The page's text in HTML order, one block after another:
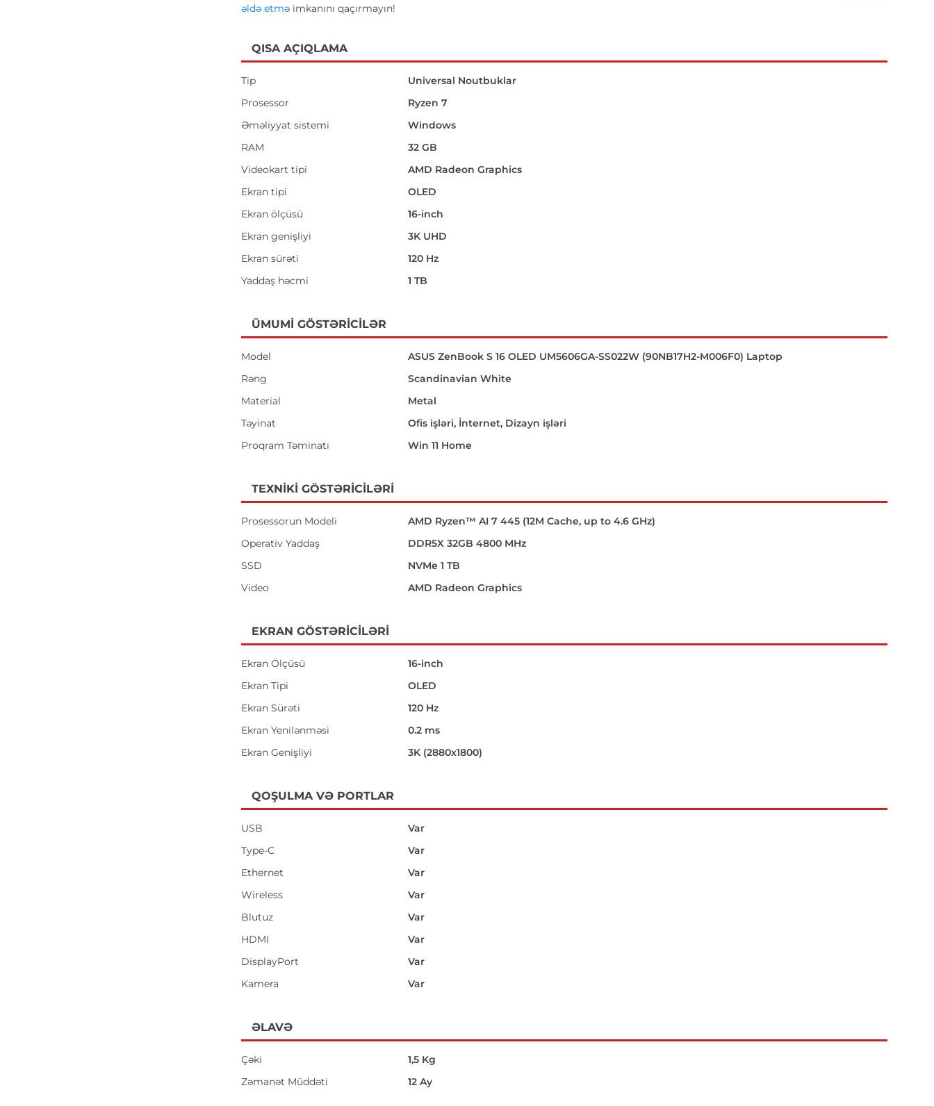
əldə etmə imkanını qaçırmayın!
QISA AÇIQLAMA
Tip
Universal Noutbuklar
Prosessor
Ryzen 7
Əməliyyat sistemi
Windows
RAM
32 GB
Videokart tipi
AMD Radeon Graphics
Ekran tipi
OLED
Ekran ölçüsü
16-inch
Ekran genişliyi
3K UHD
Ekran sürəti
120 Hz
Yaddaş həcmi
1 TB
ÜMUMI GÖSTƏRICILƏR
Model
ASUS ZenBook S 16 OLED UM5606GA-SS022W (90NB17H2-M006F0) Laptop
Rəng
Scandinavian White
Material
Metal
Təyinat
Ofis işləri, İnternet, Dizayn işləri
Proqram Təminatı
Win 11 Home
TEXNIKI GÖSTƏRICILƏRI
Prosessorun Modeli
AMD Ryzen™ AI 7 445 (12M Cache, up to 4.6 GHz)
Operativ Yaddaş
DDR5X 32GB 4800 MHz
SSD
NVMe 1 TB
Video
AMD Radeon Graphics
EKRAN GÖSTƏRICILƏRI
Ekran Ölçüsü
16-inch
Ekran Tipi
OLED
Ekran Sürəti
120 Hz
Ekran Yenilənməsi
0.2 ms
Ekran Genişliyi
3K (2880x1800)
QOŞULMA VƏ PORTLAR
USB
Var
Type-C
Var
Ethernet
Var
Wireless
Var
Blutuz
Var
HDMI
Var
DisplayPort
Var
Kamera
Var
ƏLAVƏ
Çəki
1,5 Kg
Zəmanət Müddəti
12 Ay